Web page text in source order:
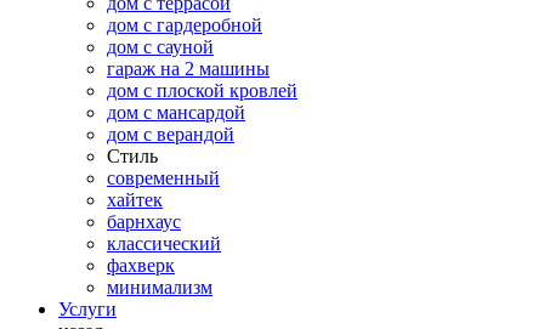
дом с гардеробной
дом с сауной
гараж на 2 машины
дом с плоской кровлей
дом с мансардой
дом с верандой
Стиль
современный
хайтек
барнхаус
классический
фахверк
минимализм
Услуги